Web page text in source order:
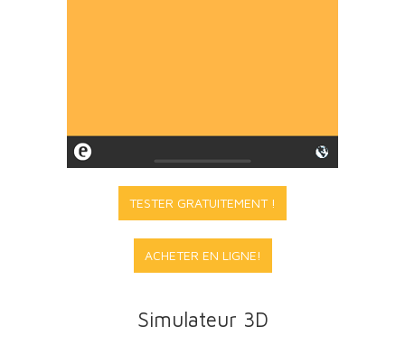
TESTER GRATUITEMENT !
ACHETER EN LIGNE!
Simulateur 3D